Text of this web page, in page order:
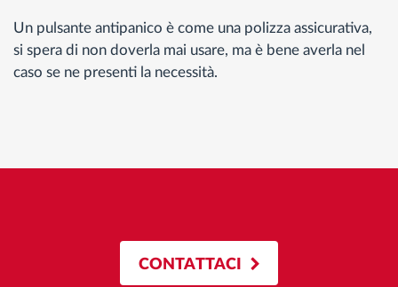
Un pulsante antipanico è come una polizza assicurativa,
si spera di non doverla mai usare, ma è bene averla nel
caso se ne presenti la necessità.
CONTATTACI